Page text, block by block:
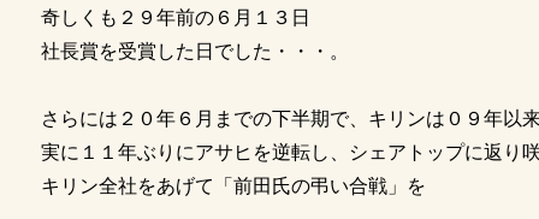
奇しくも２９年前の６月１３日
社長賞を受賞した日でした・・・。
さらには２０年６月までの下半期で、キリンは０９年以
実に１１年ぶりにアサヒを逆転し、シェアトップに返り
キリン全社をあげて「前田氏の弔い合戦」を